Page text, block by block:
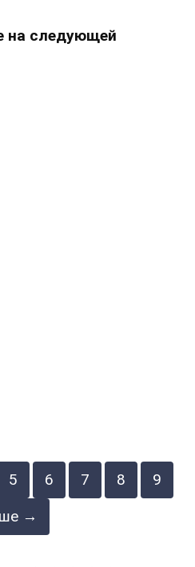
на следующей
5 6 7 8
9
→